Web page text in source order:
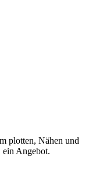
plotten, Nähen und
ein Angebot.